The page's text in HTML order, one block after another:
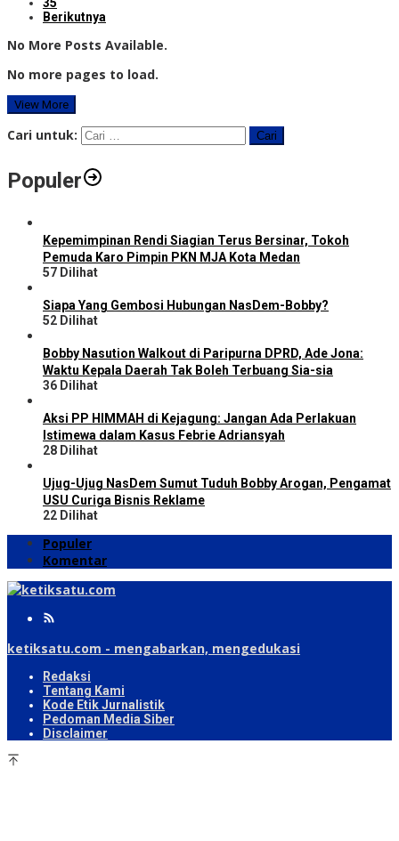
35
Berikutnya
No More Posts Available.
No more pages to load.
View More
Cari untuk:
Populer
Kepemimpinan Rendi Siagian Terus Bersinar, Tokoh
Pemuda Karo Pimpin PKN MJA Kota Medan
57 Dilihat
Siapa Yang Gembosi Hubungan NasDem-Bobby?
52 Dilihat
Bobby Nasution Walkout di Paripurna DPRD, Ade Jona:
Waktu Kepala Daerah Tak Boleh Terbuang Sia-sia
36 Dilihat
Aksi PP HIMMAH di Kejagung: Jangan Ada Perlakuan
Istimewa dalam Kasus Febrie Adriansyah
28 Dilihat
Ujug-Ujug NasDem Sumut Tuduh Bobby Arogan, Pengamat
USU Curiga Bisnis Reklame
22 Dilihat
Populer
Komentar
ketiksatu.com - mengabarkan, mengedukasi
Redaksi
Tentang Kami
Kode Etik Jurnalistik
Pedoman Media Siber
Disclaimer